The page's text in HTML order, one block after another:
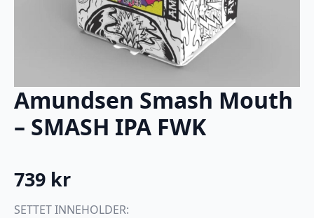
Amundsen Smash Mouth
– SMASH IPA FWK
739 kr
SETTET INNEHOLDER: